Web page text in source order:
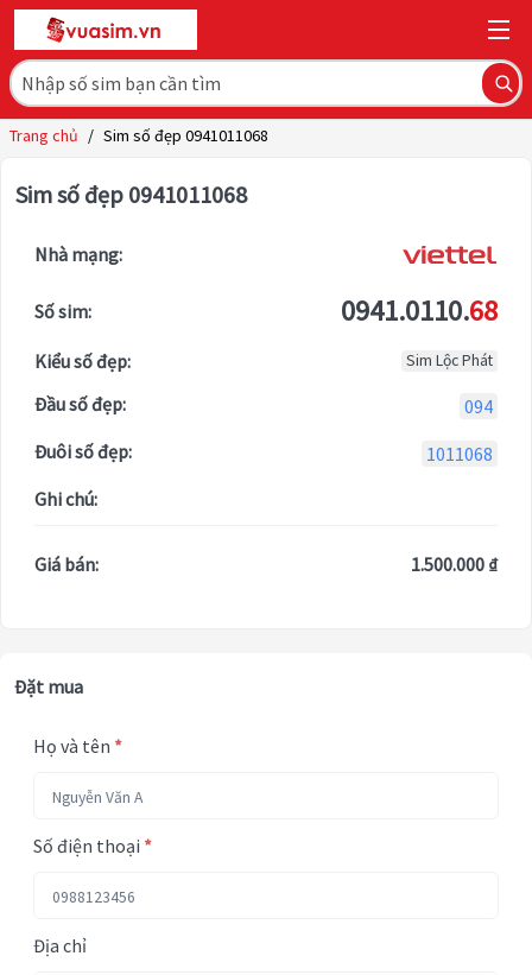
Trang chủ / Sim số đẹp 0941011068
Sim số đẹp 0941011068
Nhà mạng:
Số sim: 0941.0110.68
Kiểu số đẹp: Sim Lộc Phát
Đầu số đẹp:
094
Đuôi số đẹp:
1011068
Ghi chú:
Giá bán: 1.500.000 ₫
Đặt mua
Họ và tên *
Số điện thoại *
Địa chỉ